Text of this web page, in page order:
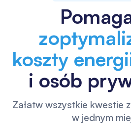
koszty
i osób
Załatw wszystkie kwestie
w jednym